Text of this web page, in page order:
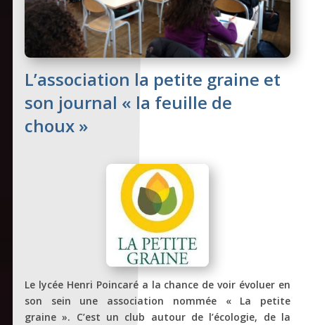
L’association la petite graine et
son journal « la feuille de
choux »
Le lycée Henri Poincaré a la chance de voir évoluer en
son sein une association nommée « La petite
graine ». C’est un club autour de l’écologie, de la